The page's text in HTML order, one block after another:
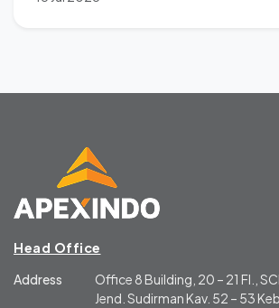
Head Office
Address
Office 8 Building, 20 – 21 Fl.,
Jend. Sudirman Kav. 52 – 53